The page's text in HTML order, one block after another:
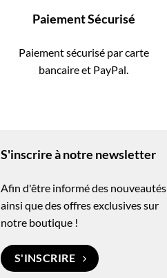
Paiement Sécurisé
Paiement sécurisé par carte
bancaire et PayPal.
S'inscrire à notre newsletter
Afin d'être informé des nouveautés
ainsi que des offres exclusives sur
notre boutique !
S'INSCRIRE